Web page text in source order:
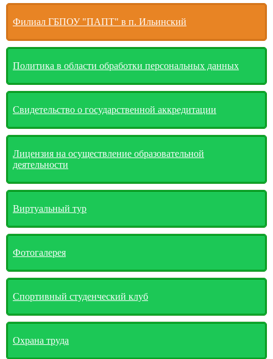
Филиал ГБПОУ "ПАПТ" в п. Ильинский
Политика в области обработки персональных данных
Свидетельство о государственной аккредитации
Лицензия на осуществление образовательной
деятельности
Виртуальный тур
Фотогалерея
Спортивный студенческий клуб
Охрана труда